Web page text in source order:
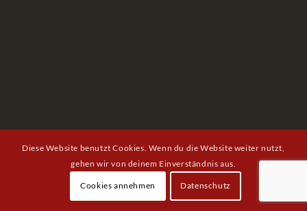
Diese Website benutzt Cookies. Wenn du die Website weiter nutzt,
gehen wir von deinem Einverständnis aus.
Cookies annehmen Datenschutz